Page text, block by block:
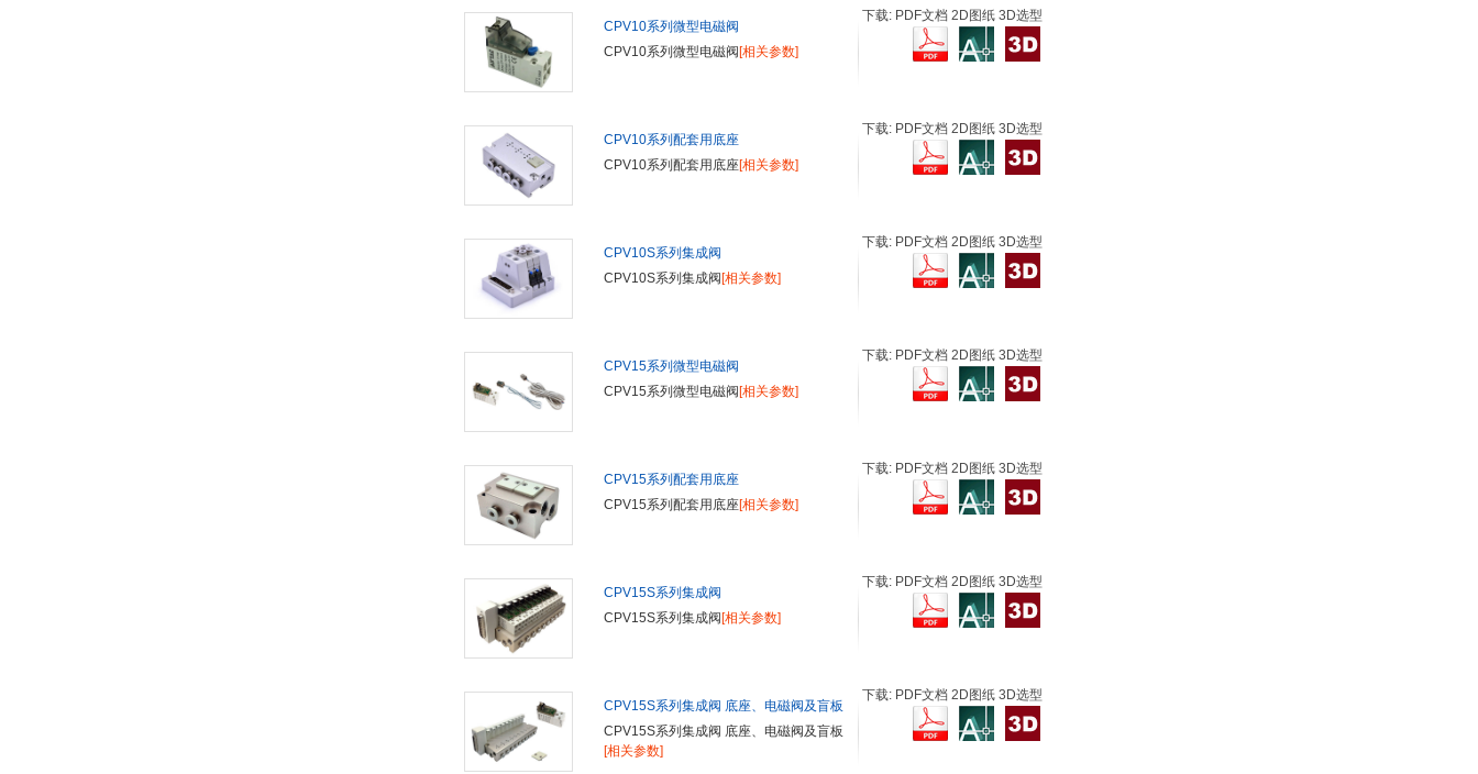
CPV10系列微型电磁阀
CPV10系列微型电磁阀 [相关参数]
下载: PDF文档 2D图纸 3D选型
CPV10系列配套用底座
CPV10系列配套用底座[相关参数]
下载: PDF文档 2D图纸 3D选型
CPV10S系列集成阀
CPV10S系列集成阀 [相关参数]
下载: PDF文档 2D图纸 3D选型
CPV15系列微型电磁阀
CPV15系列微型电磁阀 [相关参数]
下载: PDF文档 2D图纸 3D选型
CPV15系列配套用底座
CPV15系列配套用底座[相关参数]
下载: PDF文档 2D图纸 3D选型
CPV15S系列集成阀
CPV15S系列集成阀 [相关参数]
下载: PDF文档 2D图纸 3D选型
CPV15S系列集成阀 底座、电磁阀及盲板
CPV15S系列集成阀 底座、电磁阀及盲板
[相关参数]
下载: PDF文档 2D图纸 3D选型